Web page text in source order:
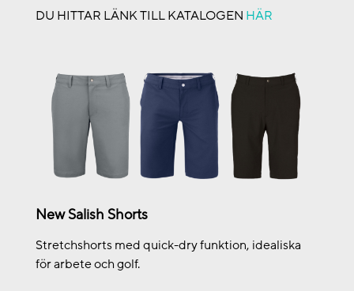
DU HITTAR LÄNK TILL KATALOGEN HÄR
New Salish Shorts
Stretchshorts med quick-dry funktion, idealiska
för arbete och golf.